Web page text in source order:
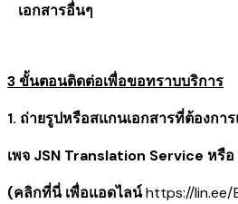
​ เอกสารอื่นๆ
3 ขั้นตอนติดต่อเพื่อขอทราบบริการ
1. ถ่ายรูปหรือสแกนเอกสารที่ต้องกา
เพจ JSN Translation Service หรือ
(คลิกที่นี่ เพื่อแอดไลน์https://lin.ee/